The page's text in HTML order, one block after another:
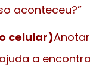
aconteceu?”
celular)
a